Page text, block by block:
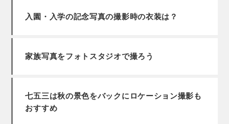
入園・入学の記念写真の撮影時の衣装は？
家族写真をフォトスタジオで撮ろう
七五三は秋の景色をバックにロケーション撮影も
おすすめ